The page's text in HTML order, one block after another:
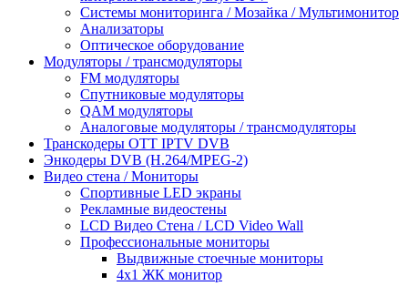
Системы мониторинга / Мозайка / Mультимонитор
Анализаторы
Оптическое оборудование
Модуляторы / трансмодуляторы
FM модуляторы
Спутниковые модуляторы
QAM модуляторы
Аналоговые модуляторы / трансмодуляторы
Транскодеры OTT IPTV DVB
Энкодеры DVB (H.264/MPEG-2)
Видео стена / Мониторы
Спортивные LED экраны
Рекламные видеостены
LCD Видео Cтена / LCD Video Wall
Профессиональные мониторы
Выдвижные стоечные мониторы
4x1 ЖК монитор